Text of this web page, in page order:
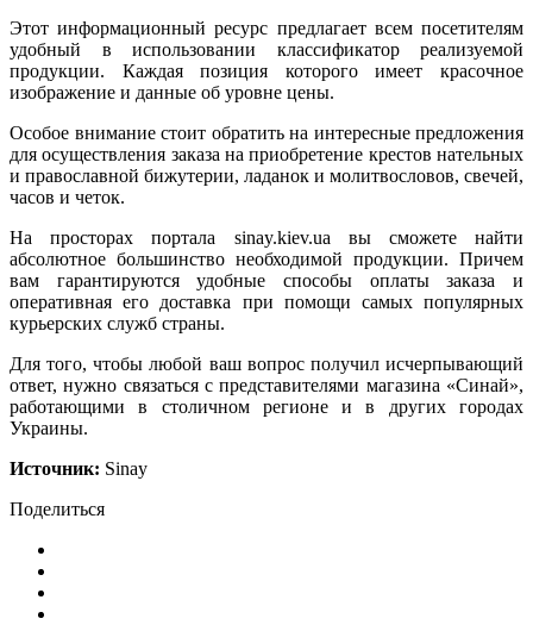
Этот информационный ресурс предлагает всем посетителям
удобный в использовании классификатор реализуемой
продукции. Каждая позиция которого имеет красочное
изображение и данные об уровне цены.
Особое внимание стоит обратить на интересные предложения
для осуществления заказа на приобретение крестов нательных
и православной бижутерии, ладанок и молитвословов, свечей,
часов и четок.
На просторах портала sinay.kiev.ua вы сможете найти
абсолютное большинство необходимой продукции. Причем
вам гарантируются удобные способы оплаты заказа и
оперативная его доставка при помощи самых популярных
курьерских служб страны.
Для того, чтобы любой ваш вопрос получил исчерпывающий
ответ, нужно связаться с представителями магазина «Синай»,
работающими в столичном регионе и в других городах
Украины.
Источник: Sinay
Поделиться